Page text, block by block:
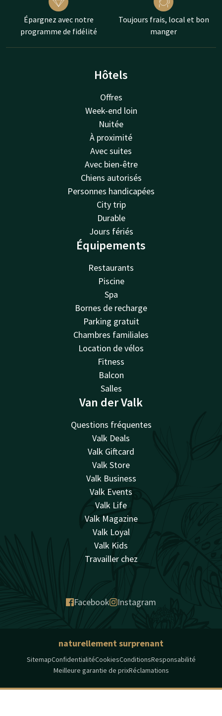
Épargnez avec notre
programme de fidélité
Toujours frais, local et bon
manger
Hôtels
Offres
Week-end loin
Nuitée
À proximité
Avec suites
Avec bien-être
Chiens autorisés
Personnes handicapées
City trip
Durable
Jours fériés
Équipements
Restaurants
Piscine
Spa
Bornes de recharge
Parking gratuit
Chambres familiales
Location de vélos
Fitness
Balcon
Salles
Van der Valk
Questions fréquentes
Valk Deals
Valk Giftcard
Valk Store
Valk Business
Valk Events
Valk Life
Valk Magazine
Valk Loyal
Valk Kids
Travailler chez
Facebook Instagram
naturellement surprenant
SitemapConfidentialitéCookiesConditionsResponsabilité
Meilleure garantie de prixRéclamations